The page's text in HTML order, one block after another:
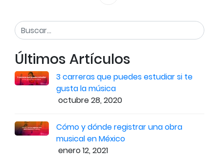
Últimos Artículos
3 carreras que puedes estudiar si te
gusta la música
octubre 28, 2020
Cómo y dónde registrar una obra
musical en México
enero 12, 2021